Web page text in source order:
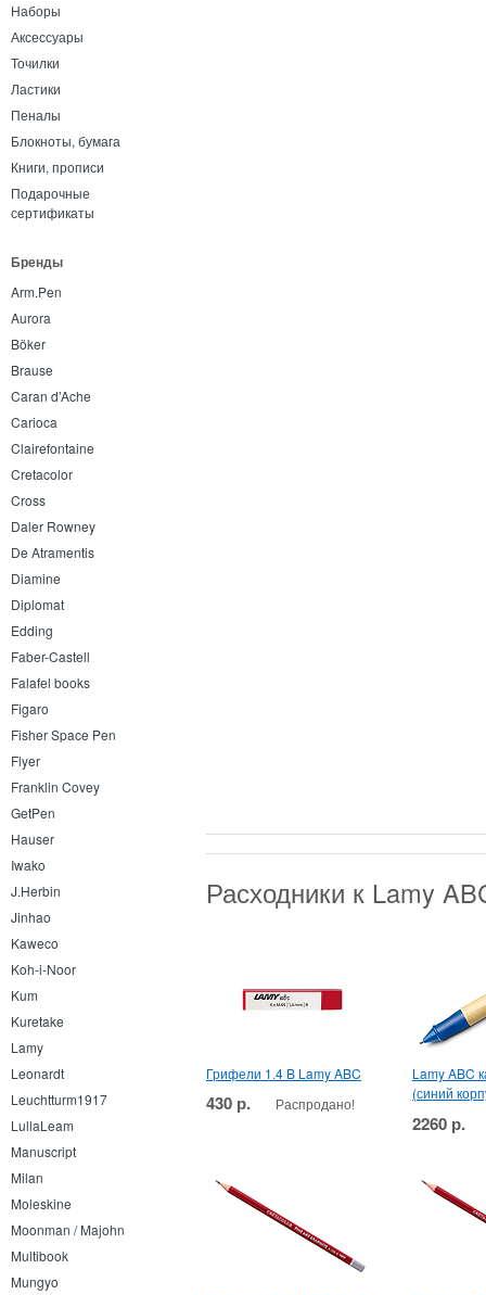
Наборы
Аксессуары
Точилки
Ластики
Пеналы
Блокноты, бумага
Книги, прописи
Подарочные
сертификаты
Бренды
Arm.Pen
Aurora
Böker
Brause
Caran d’Ache
Carioca
Clairefontaine
Cretacolor
Cross
Daler Rowney
De Atramentis
Diamine
Diplomat
Edding
Faber-Castell
Falafel books
Figaro
Fisher Space Pen
Flyer
Franklin Covey
GetPen
Hauser
Iwako
J.Herbin
Jinhao
Kaweco
Koh-i-Noor
Kum
Kuretake
Lamy
Leonardt
Leuchtturm1917
LullaLeam
Manuscript
Milan
Moleskine
Moonman / Majohn
Multibook
Mungyo
Расходники к Lamy
Грифели 1.4 B Lamy ABC
430 р. Распродано!
Lamy ABC
(синий
2260 р.